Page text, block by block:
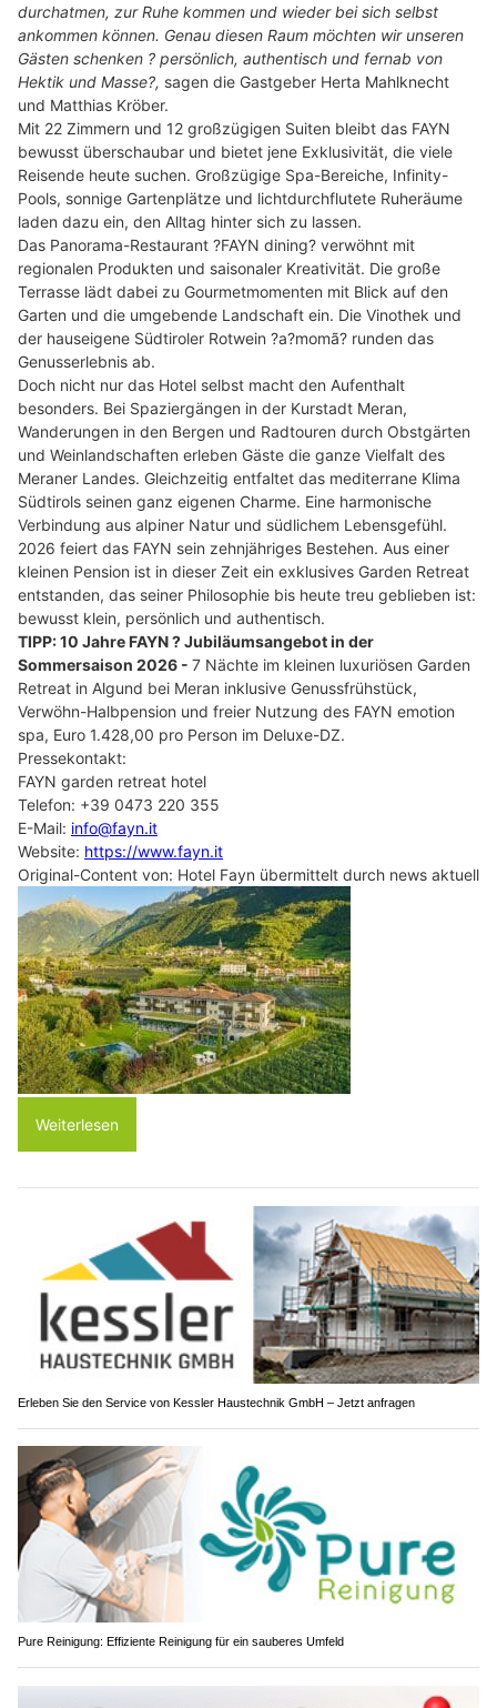
durchatmen, zur Ruhe kommen und wieder bei sich selbst
ankommen können. Genau diesen Raum möchten wir unseren
Gästen schenken ? persönlich, authentisch und fernab von
Hektik und Masse?, sagen die Gastgeber Herta Mahlknecht
und Matthias Kröber.
Mit 22 Zimmern und 12 großzügigen Suiten bleibt das FAYN
bewusst überschaubar und bietet jene Exklusivität, die viele
Reisende heute suchen. Großzügige Spa-Bereiche, Infinity-
Pools, sonnige Gartenplätze und lichtdurchflutete Ruheräume
laden dazu ein, den Alltag hinter sich zu lassen.
Das Panorama-Restaurant ?FAYN dining? verwöhnt mit
regionalen Produkten und saisonaler Kreativität. Die große
Terrasse lädt dabei zu Gourmetmomenten mit Blick auf den
Garten und die umgebende Landschaft ein. Die Vinothek und
der hauseigene Südtiroler Rotwein ?a?momã? runden das
Genusserlebnis ab.
Doch nicht nur das Hotel selbst macht den Aufenthalt
besonders. Bei Spaziergängen in der Kurstadt Meran,
Wanderungen in den Bergen und Radtouren durch Obstgärten
und Weinlandschaften erleben Gäste die ganze Vielfalt des
Meraner Landes. Gleichzeitig entfaltet das mediterrane Klima
Südtirols seinen ganz eigenen Charme. Eine harmonische
Verbindung aus alpiner Natur und südlichem Lebensgefühl.
2026 feiert das FAYN sein zehnjähriges Bestehen. Aus einer
kleinen Pension ist in dieser Zeit ein exklusives Garden Retreat
entstanden, das seiner Philosophie bis heute treu geblieben ist:
bewusst klein, persönlich und authentisch.
TIPP: 10 Jahre FAYN ? Jubiläumsangebot in der
Sommersaison 2026 - 7 Nächte im kleinen luxuriösen Garden
Retreat in Algund bei Meran inklusive Genussfrühstück,
Verwöhn-Halbpension und freier Nutzung des FAYN emotion
spa, Euro 1.428,00 pro Person im Deluxe-DZ.
Pressekontakt:
FAYN garden retreat hotel
Telefon: +39 0473 220 355
E-Mail: info@fayn.it
Website: https://www.fayn.it
Original-Content von: Hotel Fayn übermittelt durch news aktuell
Weiterlesen
Erleben Sie den Service von Kessler Haustechnik GmbH – Jetzt anfragen
Pure Reinigung: Effiziente Reinigung für ein sauberes Umfeld